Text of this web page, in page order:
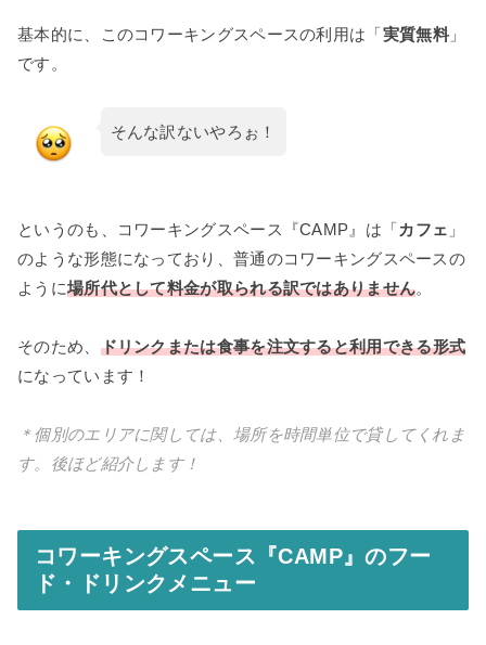
基本的に、このコワーキングスペースの利用は「実質無料」
です。
そんな訳ないやろぉ！
というのも、コワーキングスペース『CAMP』は「カフェ 」
のような形態になっており、普通のコワーキングスペースの
ように場所代として料金が取られる訳ではありません。
そのため、 ドリンクまたは食事を注文すると利用できる形式
になっています！
＊個別のエリアに関しては、場所を時間単位で貸してくれま
す。後ほど紹介します！
コワーキングスペース『CAMP』のフー
ド・ドリンクメニュー